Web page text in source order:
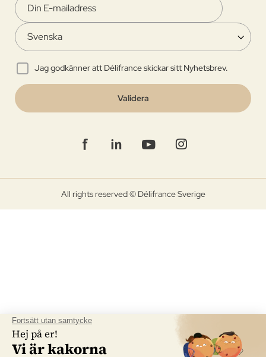
Jag godkänner att Délifrance skickar sitt Nyhetsbrev.
Validera
All rights reserved © Délifrance Sverige